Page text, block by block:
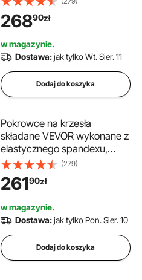
przodem, zdejmowane i
zmywalne, na wesela, święta,
(opakowanie 50 sztuk, białe)
26890zł
w magazynie.
Dostawa:jak tylko Wt. Sier. 11
Dodaj do koszyka
Pokrowce na krzesła
składane VEVOR wykonane z
elastycznego spandexu,
uniwersalne, zdejmowane i
nadające się do prania, na
wesela, imprezy,
(opakowanie 50 sztuk,
beżowe)
(279)
26190zł
w magazynie.
Dostawa:jak tylko Pon. Sier. 10
Dodaj do koszyka